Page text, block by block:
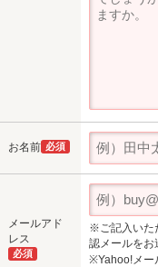
お名前 必須
メールアド
レス
必須
※ご記入いた
認メールをお
※Yahoo!メー